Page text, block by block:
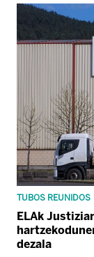
TUBOS REUNIDOS
ELAk
dezala